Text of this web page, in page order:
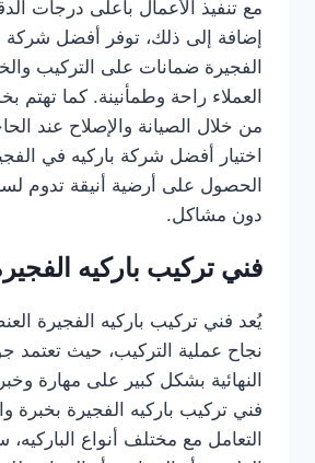
مع تنفيذ الأعمال بأعلى درجات
إضافة إلى ذلك، توفر أفضل شركة
الفجيرة ضمانات على التركيب
العملاء راحة وطمأنينة. كما تهتم
من خلال الصيانة والإصلاح عند
اختيار أفضل شركة باركيه في
الحصول على أرضية أنيقة تدوم
دون مشاكل.
فني تركيب باركيه
يُعد فني تركيب باركيه الفجيرة
نجاح عملية التركيب، حيث تعتمد
النهائية بشكل كبير على مهارة
فني تركيب باركيه الفجيرة بخبرة
التعامل مع مختلف أنواع